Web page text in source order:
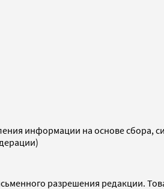
информации на основе сбора,
разрешения редакции.